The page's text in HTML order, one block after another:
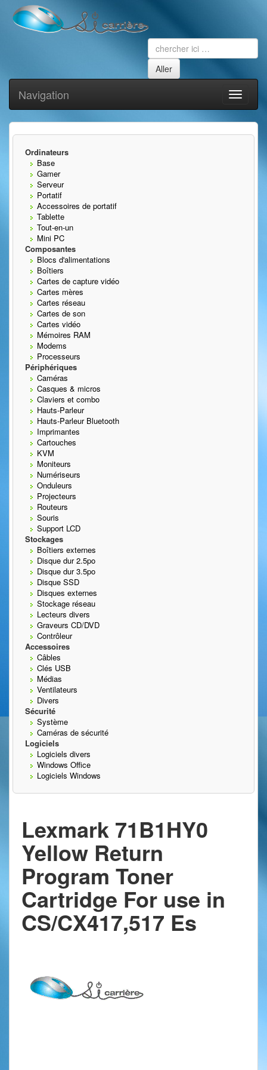
Toggle
Navigation
Ordinateurs
Base
Gamer
Serveur
Portatif
Accessoires de portatif
Tablette
Tout-en-un
Mini PC
Composantes
Blocs d'alimentations
Boîtiers
Cartes de capture vidéo
Cartes mères
Cartes réseau
Cartes de son
Cartes vidéo
Mémoires RAM
Modems
Processeurs
Périphériques
Caméras
Casques & micros
Claviers et combo
Hauts-Parleur
Hauts-Parleur Bluetooth
Imprimantes
Cartouches
KVM
Moniteurs
Numériseurs
Onduleurs
Projecteurs
Routeurs
Souris
Support LCD
Stockages
Boîtiers externes
Disque dur 2.5po
Disque dur 3.5po
Disque SSD
Disques externes
Stockage réseau
Lecteurs divers
Graveurs CD/DVD
Contrôleur
Accessoires
Câbles
Clés USB
Médias
Ventilateurs
Divers
Sécurité
Système
Caméras de sécurité
Logiciels
Logiciels divers
Windows Office
Logiciels Windows
Lexmark 71B1HY0
Yellow Return
Program Toner
Cartridge For use in
CS/CX417,517 Es